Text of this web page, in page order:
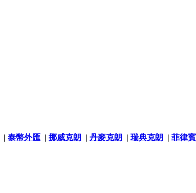
| 泰幣外匯 | 挪威克朗 | 丹麥克朗 | 瑞典克朗 | 菲律賓